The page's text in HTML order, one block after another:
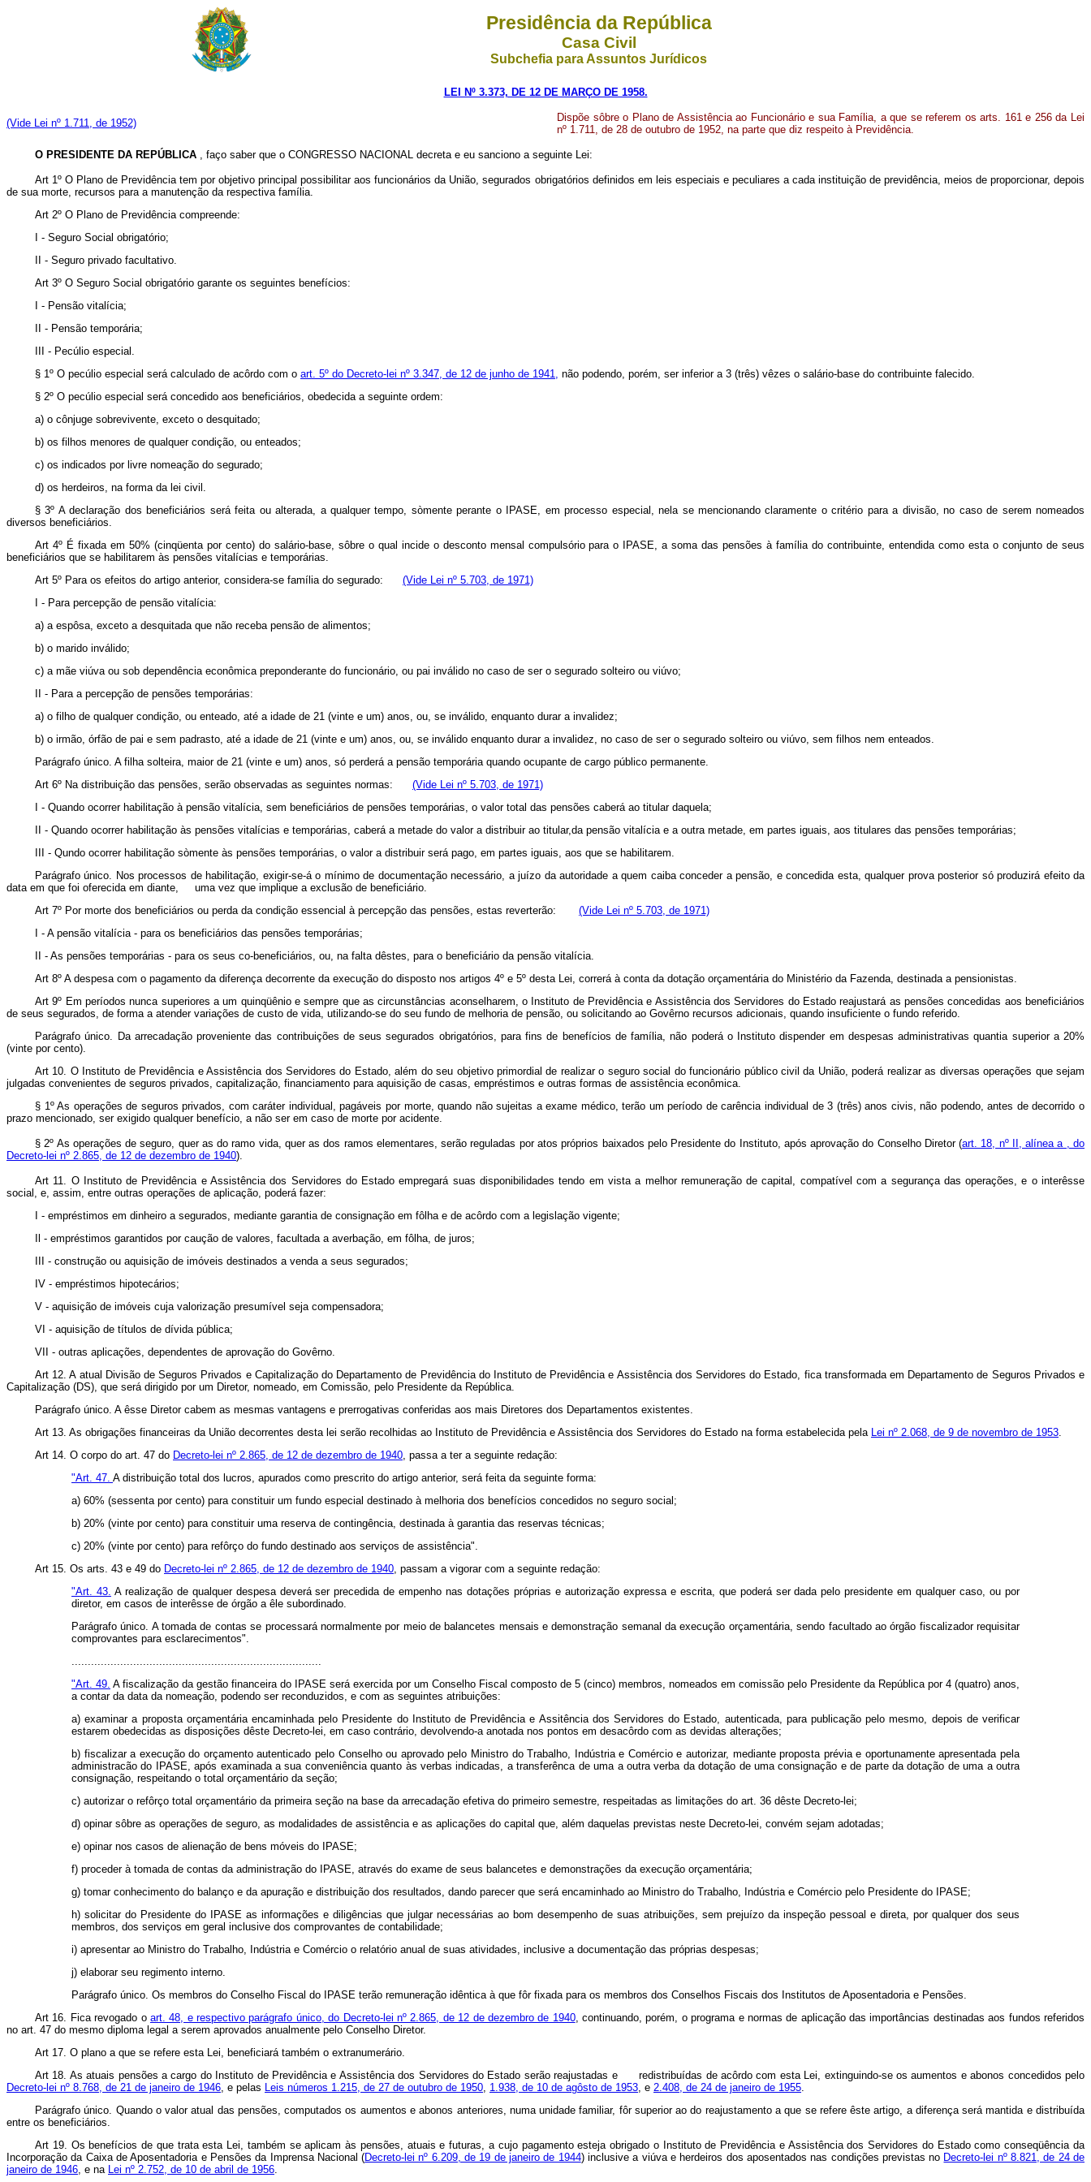
Presidência da República
Casa Civil
Subchefia para Assuntos Jurídicos
LEI Nº 3.373, DE 12 DE MARÇO DE 1958.
(Vide Lei nº 1.711, de 1952)
Dispõe sôbre o Plano de Assistência ao Funcionário e sua Família, a que se referem os arts. 161 e 256 da Lei
nº 1.711, de 28 de outubro de 1952, na parte que diz respeito à Previdência.
O PRESIDENTE DA REPÚBLICA , faço saber que o CONGRESSO NACIONAL decreta e eu sanciono a seguinte Lei:
Art 1º O Plano de Previdência tem por objetivo principal possibilitar aos funcionários da União, segurados obrigatórios definidos em leis especiais e peculiares a cada instituição de previdência, meios de proporcionar, depois
de sua morte, recursos para a manutenção da respectiva família.
Art 2º O Plano de Previdência compreende:
I - Seguro Social obrigatório;
II - Seguro privado facultativo.
Art 3º O Seguro Social obrigatório garante os seguintes benefícios:
I - Pensão vitalícia;
II - Pensão temporária;
III - Pecúlio especial.
§ 1º O pecúlio especial será calculado de acôrdo com o art. 5º do Decreto-lei nº 3.347, de 12 de junho de 1941, não podendo, porém, ser inferior a 3 (três) vêzes o salário-base do contribuinte falecido.
§ 2º O pecúlio especial será concedido aos beneficiários, obedecida a seguinte ordem:
a) o cônjuge sobrevivente, exceto o desquitado;
b) os filhos menores de qualquer condição, ou enteados;
c) os indicados por livre nomeação do segurado;
d) os herdeiros, na forma da lei civil.
§ 3º A declaração dos beneficiários será feita ou alterada, a qualquer tempo, sòmente perante o IPASE, em processo especial, nela se mencionando claramente o critério para a divisão, no caso de serem nomeados
diversos beneficiários.
Art 4º É fixada em 50% (cinqüenta por cento) do salário-base, sôbre o qual incide o desconto mensal compulsório para o IPASE, a soma das pensões à família do contribuinte, entendida como esta o conjunto de seus
beneficiários que se habilitarem às pensões vitalícias e temporárias.
Art 5º Para os efeitos do artigo anterior, considera-se família do segurado: (Vide Lei nº 5.703, de 1971)
I - Para percepção de pensão vitalícia:
a) a espôsa, exceto a desquitada que não receba pensão de alimentos;
b) o marido inválido;
c) a mãe viúva ou sob dependência econômica preponderante do funcionário, ou pai inválido no caso de ser o segurado solteiro ou viúvo;
II - Para a percepção de pensões temporárias:
a) o filho de qualquer condição, ou enteado, até a idade de 21 (vinte e um) anos, ou, se inválido, enquanto durar a invalidez;
b) o irmão, órfão de pai e sem padrasto, até a idade de 21 (vinte e um) anos, ou, se inválido enquanto durar a invalidez, no caso de ser o segurado solteiro ou viúvo, sem filhos nem enteados.
Parágrafo único. A filha solteira, maior de 21 (vinte e um) anos, só perderá a pensão temporária quando ocupante de cargo público permanente.
Art 6º Na distribuição das pensões, serão observadas as seguintes normas: (Vide Lei nº 5.703, de 1971)
I - Quando ocorrer habilitação à pensão vitalícia, sem beneficiários de pensões temporárias, o valor total das pensões caberá ao titular daquela;
II - Quando ocorrer habilitação às pensões vitalícias e temporárias, caberá a metade do valor a distribuir ao titular,da pensão vitalícia e a outra metade, em partes iguais, aos titulares das pensões temporárias;
III - Qundo ocorrer habilitação sòmente às pensões temporárias, o valor a distribuir será pago, em partes iguais, aos que se habilitarem.
Parágrafo único. Nos processos de habilitação, exigir-se-á o mínimo de documentação necessário, a juízo da autoridade a quem caiba conceder a pensão, e concedida esta, qualquer prova posterior só produzirá efeito da
data em que foi oferecida em diante, uma vez que implique a exclusão de beneficiário.
Art 7º Por morte dos beneficiários ou perda da condição essencial à percepção das pensões, estas reverterão: (Vide Lei nº 5.703, de 1971)
I - A pensão vitalícia - para os beneficiários das pensões temporárias;
II - As pensões temporárias - para os seus co-beneficiários, ou, na falta dêstes, para o beneficiário da pensão vitalícia.
Art 8º A despesa com o pagamento da diferença decorrente da execução do disposto nos artigos 4º e 5º desta Lei, correrá à conta da dotação orçamentária do Ministério da Fazenda, destinada a pensionistas.
Art 9º Em períodos nunca superiores a um quinqüênio e sempre que as circunstâncias aconselharem, o Instituto de Previdência e Assistência dos Servidores do Estado reajustará as pensões concedidas aos beneficiários
de seus segurados, de forma a atender variações de custo de vida, utilizando-se do seu fundo de melhoria de pensão, ou solicitando ao Govêrno recursos adicionais, quando insuficiente o fundo referido.
Parágrafo único. Da arrecadação proveniente das contribuições de seus segurados obrigatórios, para fins de benefícios de família, não poderá o Instituto dispender em despesas administrativas quantia superior a 20%
(vinte por cento).
Art 10. O Instituto de Previdência e Assistência dos Servidores do Estado, além do seu objetivo primordial de realizar o seguro social do funcionário público civil da União, poderá realizar as diversas operações que sejam
julgadas convenientes de seguros privados, capitalização, financiamento para aquisição de casas, empréstimos e outras formas de assistência econômica.
§ 1º As operações de seguros privados, com caráter individual, pagáveis por morte, quando não sujeitas a exame médico, terão um período de carência individual de 3 (três) anos civis, não podendo, antes de decorrido o
prazo mencionado, ser exigido qualquer benefício, a não ser em caso de morte por acidente.
§ 2º As operações de seguro, quer as do ramo vida, quer as dos ramos elementares, serão reguladas por atos próprios baixados pelo Presidente do Instituto, após aprovação do Conselho Diretor (art. 18, nº II, alínea a , do
Decreto-lei nº 2.865, de 12 de dezembro de 1940).
Art 11. O Instituto de Previdência e Assistência dos Servidores do Estado empregará suas disponibilidades tendo em vista a melhor remuneração de capital, compatível com a segurança das operações, e o interêsse
social, e, assim, entre outras operações de aplicação, poderá fazer:
I - empréstimos em dinheiro a segurados, mediante garantia de consignação em fôlha e de acôrdo com a legislação vigente;
Il - empréstimos garantidos por caução de valores, facultada a averbação, em fôlha, de juros;
III - construção ou aquisição de imóveis destinados a venda a seus segurados;
IV - empréstimos hipotecários;
V - aquisição de imóveis cuja valorização presumível seja compensadora;
VI - aquisição de títulos de dívida pública;
VII - outras aplicações, dependentes de aprovação do Govêrno.
Art 12. A atual Divisão de Seguros Privados e Capitalização do Departamento de Previdência do Instituto de Previdência e Assistência dos Servidores do Estado, fica transformada em Departamento de Seguros Privados e
Capitalização (DS), que será dirigido por um Diretor, nomeado, em Comissão, pelo Presidente da República.
Parágrafo único. A êsse Diretor cabem as mesmas vantagens e prerrogativas conferidas aos mais Diretores dos Departamentos existentes.
Art 13. As obrigações financeiras da União decorrentes desta lei serão recolhidas ao Instituto de Previdência e Assistência dos Servidores do Estado na forma estabelecida pela Lei nº 2.068, de 9 de novembro de 1953.
Art 14. O corpo do art. 47 do Decreto-lei nº 2.865, de 12 de dezembro de 1940, passa a ter a seguinte redação:
"Art. 47. A distribuição total dos lucros, apurados como prescrito do artigo anterior, será feita da seguinte forma:
a) 60% (sessenta por cento) para constituir um fundo especial destinado à melhoria dos benefícios concedidos no seguro social;
b) 20% (vinte por cento) para constituir uma reserva de contingência, destinada à garantia das reservas técnicas;
c) 20% (vinte por cento) para refôrço do fundo destinado aos serviços de assistência".
Art 15. Os arts. 43 e 49 do Decreto-lei nº 2.865, de 12 de dezembro de 1940, passam a vigorar com a seguinte redação:
"Art. 43. A realização de qualquer despesa deverá ser precedida de empenho nas dotações próprias e autorização expressa e escrita, que poderá ser dada pelo presidente em qualquer caso, ou por
diretor, em casos de interêsse de órgão a êle subordinado.
Parágrafo único. A tomada de contas se processará normalmente por meio de balancetes mensais e demonstração semanal da execução orçamentária, sendo facultado ao órgão fiscalizador requisitar
comprovantes para esclarecimentos".
.............................................................................
"Art. 49. A fiscalização da gestão financeira do IPASE será exercida por um Conselho Fiscal composto de 5 (cinco) membros, nomeados em comissão pelo Presidente da República por 4 (quatro) anos,
a contar da data da nomeação, podendo ser reconduzidos, e com as seguintes atribuições:
a) examinar a proposta orçamentária encaminhada pelo Presidente do Instituto de Previdência e Assitência dos Servidores do Estado, autenticada, para publicação pelo mesmo, depois de verificar
estarem obedecidas as disposições dêste Decreto-lei, em caso contrário, devolvendo-a anotada nos pontos em desacôrdo com as devidas alterações;
b) fiscalizar a execução do orçamento autenticado pelo Conselho ou aprovado pelo Ministro do Trabalho, Indústria e Comércio e autorizar, mediante proposta prévia e oportunamente apresentada pela
administracão do IPASE, após examinada a sua conveniência quanto às verbas indicadas, a transferênca de uma a outra verba da dotação de uma consignação e de parte da dotação de uma a outra
consignação, respeitando o total orçamentário da seção;
c) autorizar o refôrço total orçamentário da primeira seção na base da arrecadação efetiva do primeiro semestre, respeitadas as limitações do art. 36 dêste Decreto-lei;
d) opinar sôbre as operações de seguro, as modalidades de assistência e as aplicações do capital que, além daquelas previstas neste Decreto-lei, convém sejam adotadas;
e) opinar nos casos de alienação de bens móveis do IPASE;
f) proceder à tomada de contas da administração do IPASE, através do exame de seus balancetes e demonstrações da execução orçamentária;
g) tomar conhecimento do balanço e da apuração e distribuição dos resultados, dando parecer que será encaminhado ao Ministro do Trabalho, Indústria e Comércio pelo Presidente do IPASE;
h) solicitar do Presidente do IPASE as informações e diligências que julgar necessárias ao bom desempenho de suas atribuições, sem prejuízo da inspeção pessoal e direta, por qualquer dos seus
membros, dos serviços em geral inclusive dos comprovantes de contabilidade;
i) apresentar ao Ministro do Trabalho, Indústria e Comércio o relatório anual de suas atividades, inclusive a documentação das próprias despesas;
j) elaborar seu regimento interno.
Parágrafo único. Os membros do Conselho Fiscal do IPASE terão remuneração idêntica à que fôr fixada para os membros dos Conselhos Fiscais dos Institutos de Aposentadoria e Pensões.
Art 16. Fica revogado o art. 48, e respectivo parágrafo único, do Decreto-lei nº 2.865, de 12 de dezembro de 1940, continuando, porém, o programa e normas de aplicação das importâncias destinadas aos fundos referidos
no art. 47 do mesmo diploma legal a serem aprovados anualmente pelo Conselho Diretor.
Art 17. O plano a que se refere esta Lei, beneficiará também o extranumerário.
Art 18. As atuais pensões a cargo do Instituto de Previdência e Assistência dos Servidores do Estado serão reajustadas e redistribuídas de acôrdo com esta Lei, extinguindo-se os aumentos e abonos concedidos pelo
Decreto-lei nº 8.768, de 21 de janeiro de 1946, e pelas Leis números 1.215, de 27 de outubro de 1950, 1.938, de 10 de agôsto de 1953, e 2.408, de 24 de janeiro de 1955.
Parágrafo único. Quando o valor atual das pensões, computados os aumentos e abonos anteriores, numa unidade familiar, fôr superior ao do reajustamento a que se refere êste artigo, a diferença será mantida e distribuída
entre os beneficiários.
Art 19. Os benefícios de que trata esta Lei, também se aplicam às pensões, atuais e futuras, a cujo pagamento esteja obrigado o Instituto de Previdência e Assistência dos Servidores do Estado como conseqüência da
Incorporação da Caixa de Aposentadoria e Pensões da Imprensa Nacional (Decreto-lei nº 6.209, de 19 de janeiro de 1944) inclusive a viúva e herdeiros dos aposentados nas condições previstas no Decreto-lei nº 8.821, de 24 de
janeiro de 1946, e na Lei nº 2.752, de 10 de abril de 1956.